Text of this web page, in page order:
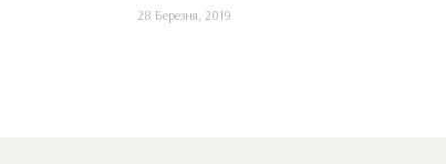
28 Березня, 2019